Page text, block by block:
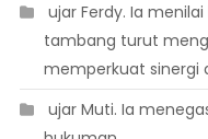
 ujar Ferdy. Ia
tambang turut
memperkuat sinergi
 ujar Muti. Ia